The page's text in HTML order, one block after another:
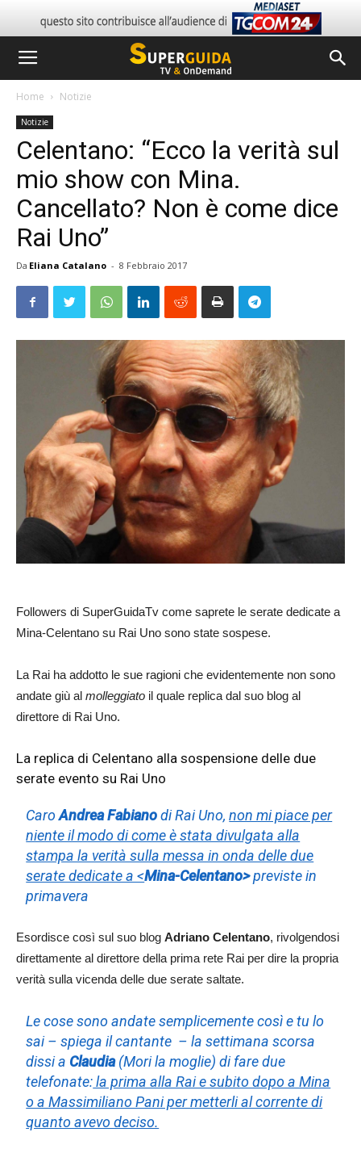
Home Notizie
Notizie
Celentano: “Ecco la verità sul
mio show con Mina.
Cancellato? Non è come dice
Rai Uno”
Da Eliana Catalano - 8 Febbraio 2017
Followers di SuperGuidaTv come saprete le serate dedicate a
Mina-Celentano su Rai Uno sono state sospese.
La Rai ha addotto le sue ragioni che evidentemente non sono
andate giù al molleggiato il quale replica dal suo blog al
direttore di Rai Uno.
La replica di Celentano alla sospensione delle due
serate evento su Rai Uno
CaroAndrea Fabianodi Rai Uno,non mi piace per
niente il modo di come è stata divulgata alla
stampa la verità sulla messa in onda delle due
serate dedicate a <Mina-Celentano>previste in
primavera
Esordisce così sul suo blog Adriano Celentano, rivolgendosi
direttamente al direttore della prima rete Rai per dire la propria
verità sulla vicenda delle due serate saltate.
Le cose sono andate semplicemente così e tu lo
sai – spiega il cantante – la settimana scorsa
dissi a Claudia(Mori la moglie) di fare due
telefonate:la prima alla Rai e subito dopo a Mina
o a Massimiliano Pani per metterli al corrente di
quanto avevo deciso.